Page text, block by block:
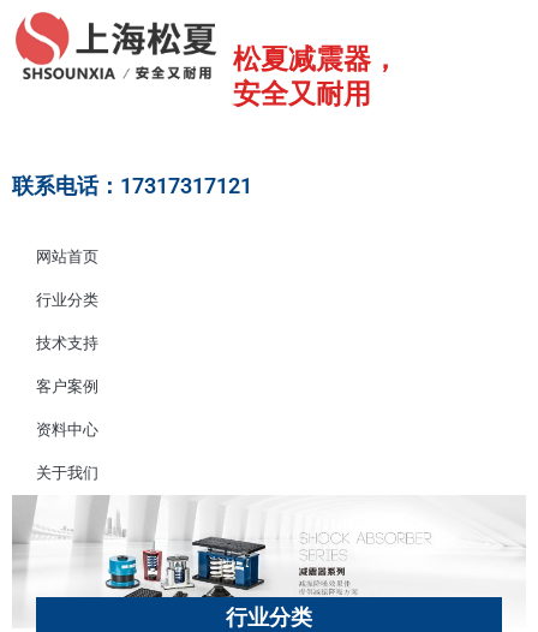
至
松夏减震器，
安全又耐用
联系电话：17317317121
网站首页
行业分类
技术支持
客户案例
资料中心
关于我们
行业分类